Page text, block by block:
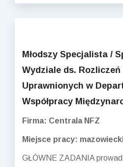
Młodszy Specjalista /
Wydziale ds. Rozliczeń
Uprawnionych w
Współpracy
Firma: Centrala NFZ
Miejsce pracy:
GŁÓWNE ZADANIA